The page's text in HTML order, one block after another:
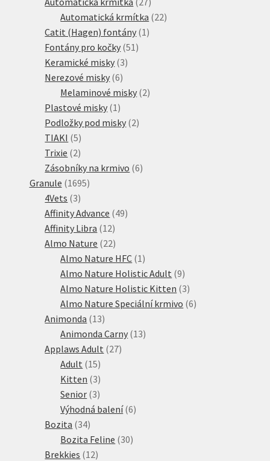
produktů
Automatická krmítka 2222
Catit (Hagen) fontány 1 1
Fontány pro kočky 51 51
Keramické misky 33
Nerezové misky 66
produktů
Melaminové misky 22
Plastové misky 1 1
produkt
Podložky pod misky 22
TIAKI 55
produktů
Trixie 22
produkty
Zásobníky na krmivo 66
Granule 16951695
4Vets 33
produkty
Affinity Advance 4949
Affinity Libra 1212
produktů
Almo Nature 2222
produktů
Almo Nature HFC 1 1
produkt
Almo Nature Holistic Adult 99
produktů
Almo Nature Holistic Kitten 33
produkty
Almo Nature Speciální krmivo 66
Animonda 1313
produktů
Animonda Carny 1313
Applaws Adult 2727
Adult 1515
produktů
Kitten 33
produkty
Senior 33
produkty
Výhodná balení 66
Bozita 3434
produktů
Bozita Feline 3030
Brekkies 1212